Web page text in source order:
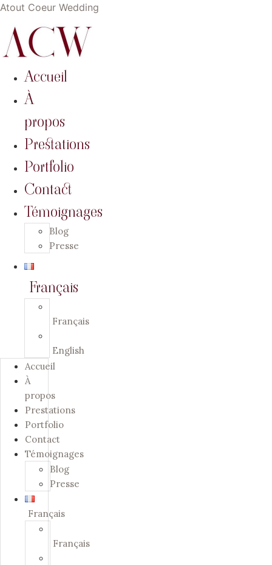
Atout Coeur Wedding
Accueil
À
propos
Prestations
Portfolio
Contact
Témoignages
Blog
Presse
Français
Français
English
Accueil
À
propos
Prestations
Portfolio
Contact
Témoignages
Blog
Presse
Français
Français